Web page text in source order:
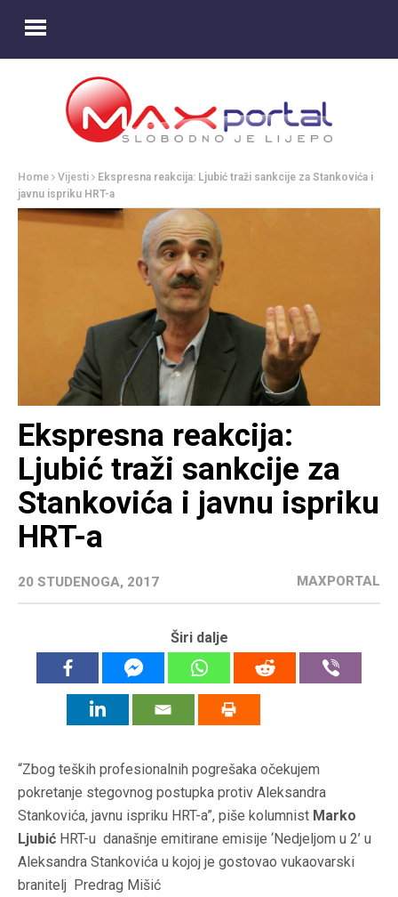
Home Vijesti
Ekspresna reakcija: Ljubić traži sankcije za Stankovića i
javnu ispriku HRT-a
Ekspresna reakcija:
Ljubić traži sankcije za
Stankovića i javnu ispriku
HRT-a
20 STUDENOGA, 2017 MAXPORTAL
Širi dalje
“Zbog teških profesionalnih pogrešaka očekujem
pokretanje stegovnog postupka protiv Aleksandra
Stankovića, javnu ispriku HRT-a”, piše kolumnist Marko
Ljubić HRT-u današnje emitirane emisije ‘Nedjeljom u 2’ u
Aleksandra Stankovića u kojoj je gostovao vukaovarski
branitelj Predrag Mišić